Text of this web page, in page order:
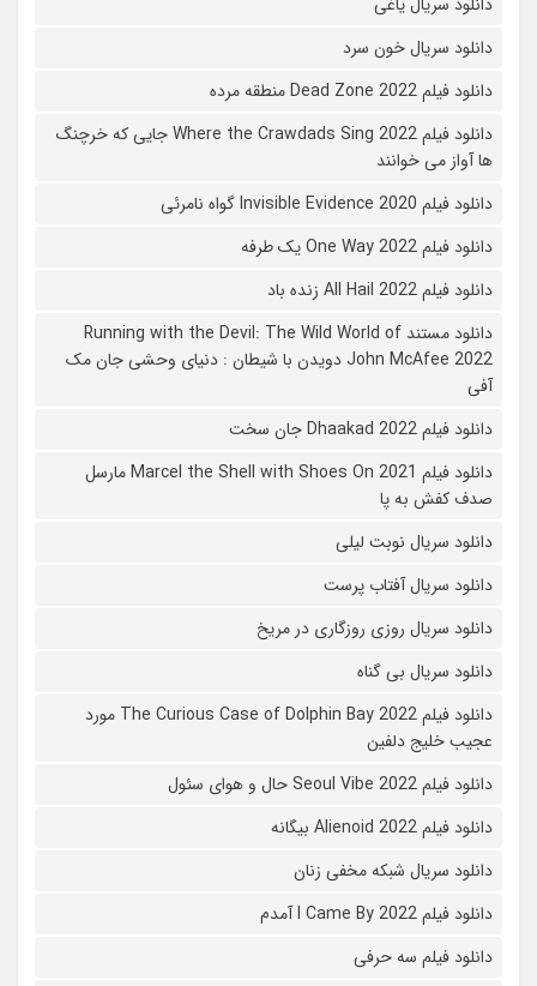
دانلود سریال خون سرد
دانلود فیلم 2022 Dead Zone منطقه مرده
دانلود فیلم Where the Crawdads Sing 2022 جایی که خرچنگ
ها آواز می خوانند
دانلود فیلم 2020 Invisible Evidence گواه نامرئی
دانلود فیلم One Way 2022 یک طرفه
دانلود فیلم All Hail 2022 زنده باد
دانلود مستند Running with the Devil: The Wild World of
John McAfee 2022 دویدن با شیطان : دنیای وحشی جان مک
آفی
دانلود فیلم Dhaakad 2022 جان سخت
دانلود فیلم Marcel the Shell with Shoes On 2021 مارسل
صدف کفش به پا
دانلود سریال نوبت لیلی
دانلود سریال آفتاب پرست
دانلود سریال روزی روزگاری در مریخ
دانلود سریال بی گناه
دانلود فیلم The Curious Case of Dolphin Bay 2022 مورد
عجیب خلیج دلفین
دانلود فیلم Seoul Vibe 2022 حال و هوای سئول
دانلود فیلم Alienoid 2022 بیگانه
دانلود سریال شبکه مخفی زنان
دانلود فیلم I Came By 2022 آمدم
دانلود فیلم سه حرفی